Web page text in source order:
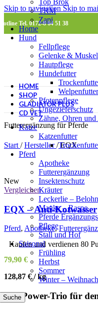
Skip to navigationSkip to
Tel. 0172-8 64 51 38
TRM
Zapi
Home
Hund
Fellpflege
Gelenke &
Hautpflege
Hundefutter
Welpenfutter
Pfotenpflege
Ungezieferschutz
Zähne, Ohren und
Katze
Katzenfutter
Pferd
Apotheke
Futterergänzung
Insektenschutz
Kräuter
Leckerlie –
Mauke – Raspe
Pferde
Pflege
Stall und Hof
Saisonal
Frühling
Herbst
Sommer
Winter –
Suche
HOME
SHOP
GLADIATOR PLUS
CD VET
Futterergänzung für Pferde
Start / Hersteller/ EQX
New
Vergleichen
EQX – Anti-Kotwasser
Pferd, Apotheke,
Kaufen und verdienen 80
79,90 €
128,87 €/kg
Das Power-Trio für